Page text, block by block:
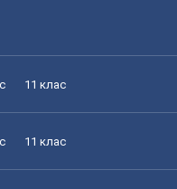
11 клас
11 клас